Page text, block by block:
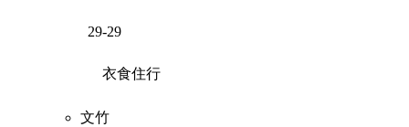
29-29
衣食住行
文竹